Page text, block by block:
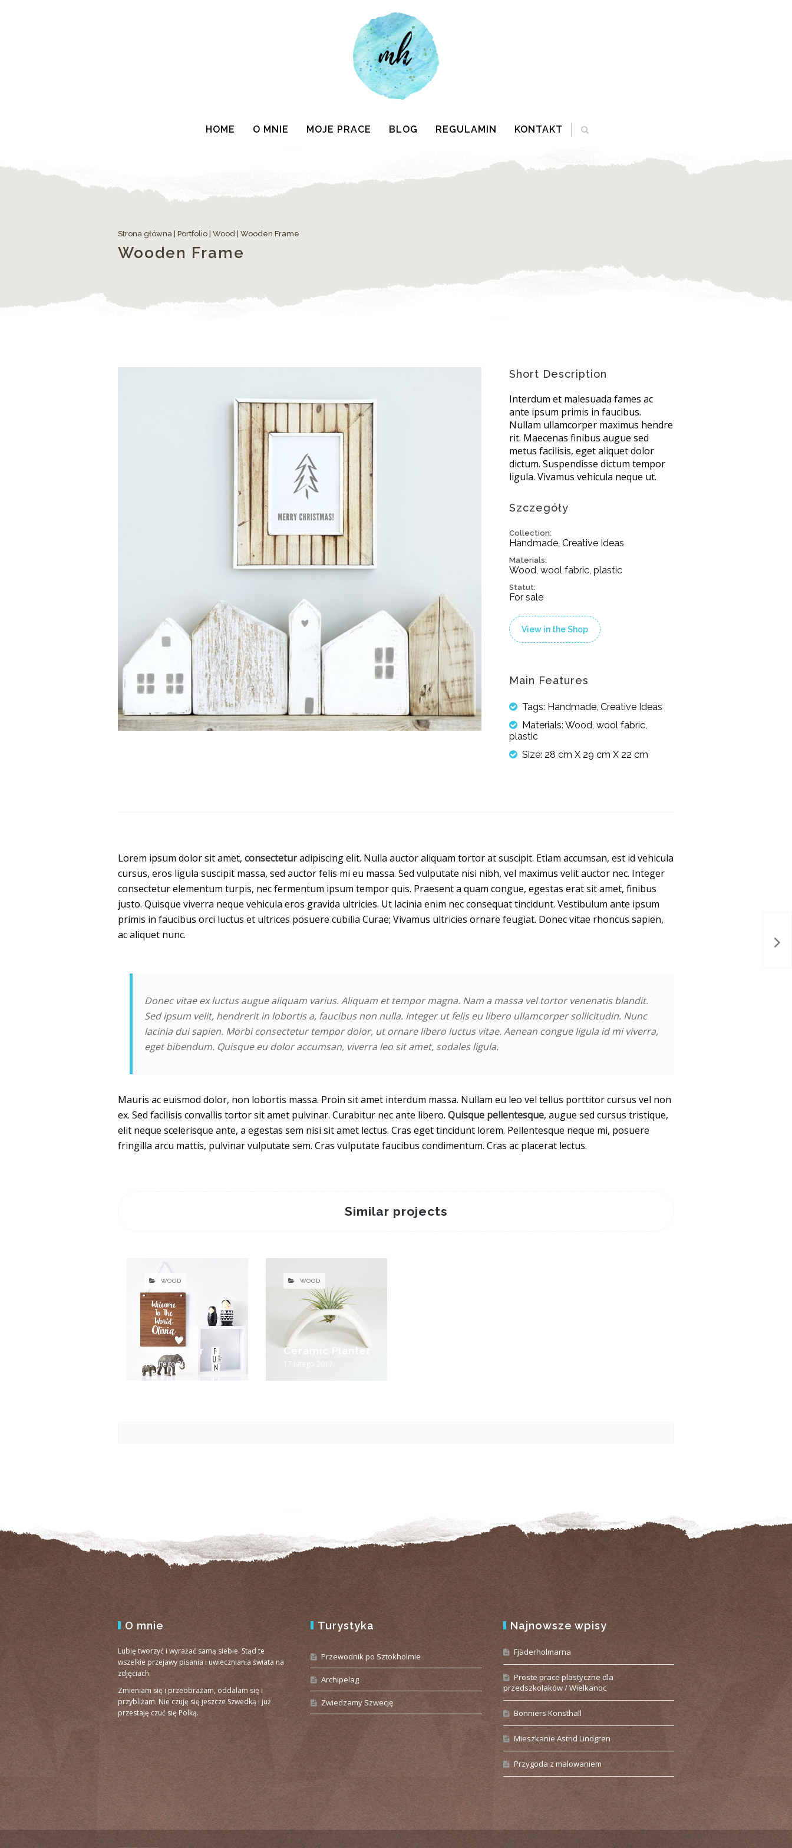
HOME O MNIE MOJE PRACE BLOG REGULAMIN KONTAKT
Strona główna Portfolio Wood Wooden Frame
Wooden Frame
Short Description
Interdum et malesuada fames ac
ante ipsum primis in faucibus.
Nullam ullamcorper maximus hendre
rit. Maecenas finibus augue sed
metus facilisis, eget aliquet dolor
dictum. Suspendisse dictum tempor
ligula. Vivamus vehicula neque ut.
Szczegóły
Collection:
Handmade, Creative Ideas
Materials:
Wood, wool fabric, plastic
Statut:
For sale
View in the Shop
Main Features
Tags: Handmade, Creative Ideas
Materials: Wood, wool fabric,
plastic
Size: 28 cm X 29 cm X 22 cm
Lorem ipsum dolor sit amet, consecteturadipiscing elit. Nulla auctor aliquam tortor at suscipit. Etiam accumsan, est id vehicula
cursus, eros ligula suscipit massa, sed auctor felis mi eu massa. Sed vulputate nisi nibh, vel maximus velit auctor nec. Integer
consectetur elementum turpis, nec fermentum ipsum tempor quis. Praesent a quam congue, egestas erat sit amet, finibus
justo. Quisque viverra neque vehicula eros gravida ultricies. Ut lacinia enim nec consequat tincidunt. Vestibulum ante ipsum
primis in faucibus orci luctus et ultrices posuere cubilia Curae; Vivamus ultricies ornare feugiat. Donec vitae rhoncus sapien,
ac aliquet nunc.
Donec vitae ex luctus augue aliquam varius. Aliquam et tempor magna. Nam a massa vel tortor venenatis blandit.
Sed ipsum velit, hendrerit in lobortis a, faucibus non nulla. Integer ut felis eu libero ullamcorper sollicitudin. Nunc
lacinia dui sapien. Morbi consectetur tempor dolor, ut ornare libero luctus vitae. Aenean congue ligula id mi viverra,
eget bibendum. Quisque eu dolor accumsan, viverra leo sit amet, sodales ligula.
Mauris ac euismod dolor, non lobortis massa. Proin sit amet interdum massa. Nullam eu leo vel tellus porttitor cursus vel non
ex. Sed facilisis convallis tortor sit amet pulvinar. Curabitur nec ante libero. Quisque pellentesque, augue sed cursus tristique,
elit neque scelerisque ante, a egestas sem nisi sit amet lectus. Cras eget tincidunt lorem. Pellentesque neque mi, posuere
fringilla arcu mattis, pulvinar vulputate sem. Cras vulputate faucibus condimentum. Cras ac placerat lectus.
Similar projects
16 lutego 2017
Wall Decor
WOOD
Ceramic Planter
WOOD
O mnie
Lubię tworzyć i wyrażać samą siebie. Stąd te
wszelkie przejawy pisania i uwieczniania świata na
zdjęciach.
Zmieniam się i przeobrażam, oddalam się i
przybliżam. Nie czuję się jeszcze Szwedką i już
przestaję czuć się Polką.
Turystyka
Przewodnik po Sztokholmie
Archipelag
Zwiedzamy Szwecję
Najnowsze wpisy
Fjäderholmarna
Proste prace plastyczne dla
przedszkolaków / Wielkanoc
Bonniers Konsthall
Mieszkanie Astrid Lindgren
Przygoda z malowaniem